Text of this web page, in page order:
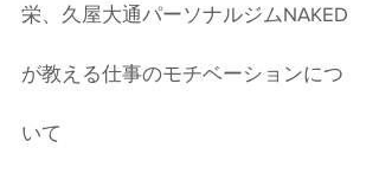
栄、久屋大通パーソナルジムNAKED
が教える仕事のモチベーションにつ
いて